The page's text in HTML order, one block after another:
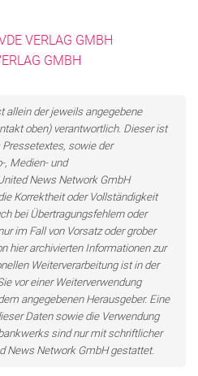
VERLAG GMBH
GMBH
allein der jeweils angegebene
oben) verantwortlich. Dieser ist
Pressetextes, sowie der
, Medien- und
News Network GmbH
Korrektheit oder Vollständigkeit
bei Übertragungsfehlern oder
im Fall von Vorsatz oder grober
hier archivierten Informationen zur
Weiterverarbeitung ist in der
vor einer Weiterverwendung
angegebenen Herausgeber. Eine
Daten sowie die Verwendung
sind nur mit schriftlicher
News Network GmbH gestattet.